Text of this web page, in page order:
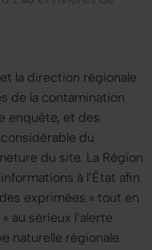
la direction régionale
de la contamination
enquête, et des
du
du site. La Région
à l’État afin
exprimées » tout en
« au sérieux l’alerte
naturelle régionale.